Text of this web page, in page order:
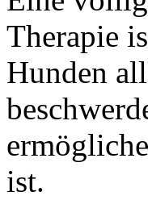
Therapie
Hunden
ist.